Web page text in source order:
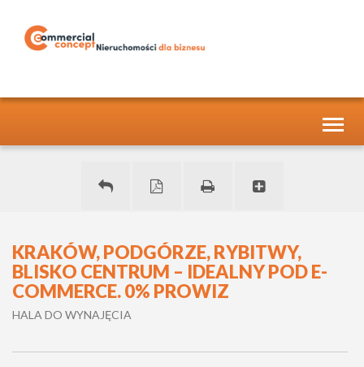
KRAKÓW, PODGÓRZE, RYBITWY,
BLISKO CENTRUM – IDEALNY POD E-
COMMERCE. 0% PROWIZ
HALA DO WYNAJĘCIA